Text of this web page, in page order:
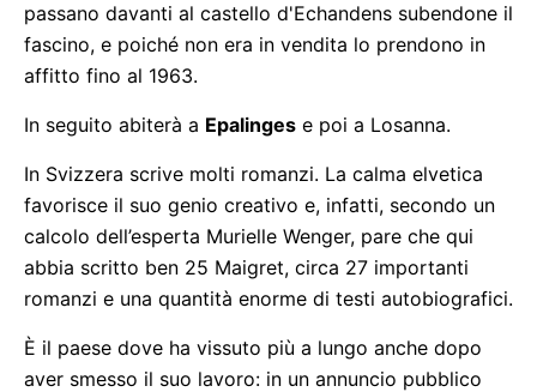
passano davanti al castello d'Echandens subendone il
fascino, e poiché non era in vendita lo prendono in
affitto fino al 1963.
In seguito abiterà a Epalinges e poi a Losanna.
In Svizzera scrive molti romanzi. La calma elvetica
favorisce il suo genio creativo e, infatti, secondo un
calcolo dell’esperta Murielle Wenger, pare che qui
abbia scritto ben 25 Maigret, circa 27 importanti
romanzi e una quantità enorme di testi autobiografici.
È il paese dove ha vissuto più a lungo anche dopo
aver smesso il suo lavoro: in un annuncio pubblico